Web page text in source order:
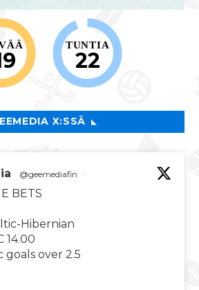
TUNTIA
22
X:SSÄ
@geemediafin ·
BETS
Hibernian
14.00
goals over 2.5